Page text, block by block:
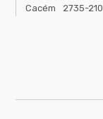
Cacém
2735-210